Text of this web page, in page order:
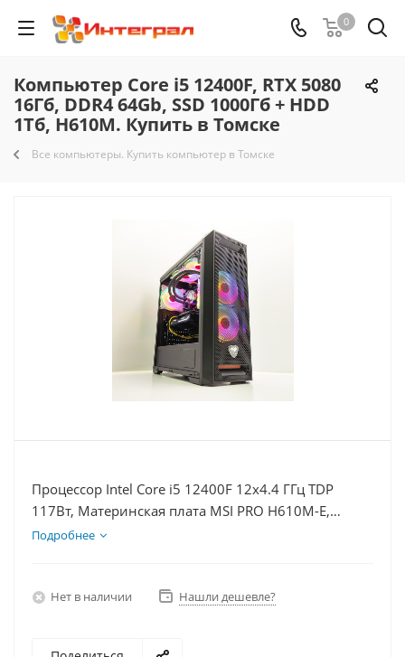
0
Компьютер Core i5 12400F, RTX 5080
16Гб, DDR4 64Gb, SSD 1000Гб + HDD
1Тб, H610M. Купить в Томске
Все компьютеры. Купить компьютер в Томске
Процессор Intel Core i5 12400F 12x4.4 ГГц TDP
117Вт, Материнская плата MSI PRO H610M-E,
Видеокарта RTX 5080 16Гб, Память DDR4 64Gb,
Подробнее
Нет в наличии Нашли дешевле?